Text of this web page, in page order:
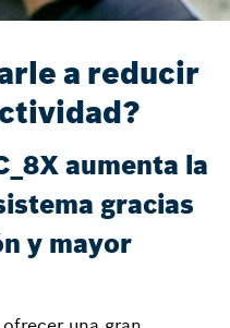
a reducir
aumenta la
gracias
y mayor